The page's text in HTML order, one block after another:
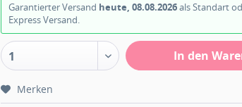
Garantierter Versand heute, 08.08.2026als Standart
Express Versand.
1 In den
Merken